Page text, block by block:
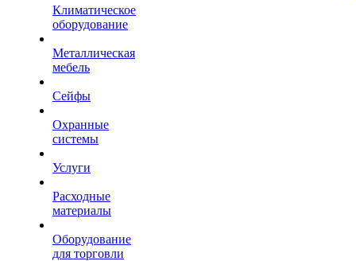
Климатическое
оборудование
Металлическая
мебель
Сейфы
Охранные
системы
Услуги
Расходные
материалы
Оборудование
для торговли